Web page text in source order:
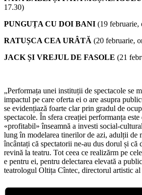
17.30)
PUNGUȚA CU DOI BANI (19 februarie,
RATUȘCA CEA URÂTĂ (20 februarie,
JACK ȘI VREJUL DE FASOLE (21
„Performața unei instituții de spectacole se
impactul pe care oferta ei o are asupra
se evidențiază foarte clar prin gradul de
spectacole. În sfera creației performanța este
«profitabil» înseamnă a investi social-
lung în modelarea tinerilor de azi, adulții de
încântați că spectatorii ne-au dus dorul și că
revină la teatru. Tot ceea ce realizărm pe
e pentru ei, pentru delectarea elevată a
teatrologul Oltița Cîntec, directorul artistic